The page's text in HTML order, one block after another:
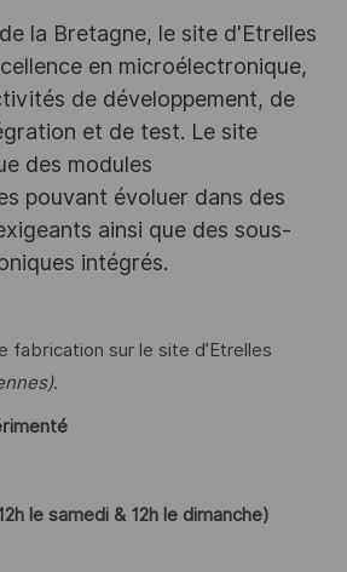
la Bretagne, le site d'Etrelles
en microélectronique,
de développement, de
et de test. Le site
des modules
pouvant évoluer dans des
ainsi que des sous-
intégrés.
fabrication sur le site d’Etrelles
.
le samedi & 12h le dimanche)